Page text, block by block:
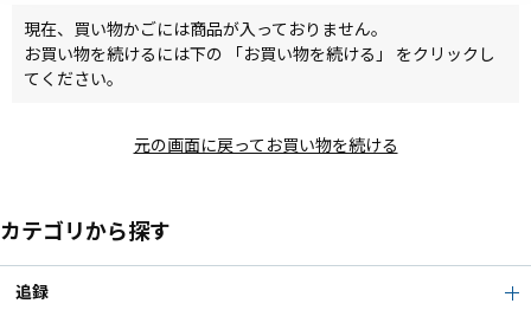
現在、買い物かごには商品が入っておりません。
お買い物を続けるには下の 「お買い物を続ける」 をクリックし
てください。
元の画面に戻ってお買い物を続ける
カテゴリから探す
追録